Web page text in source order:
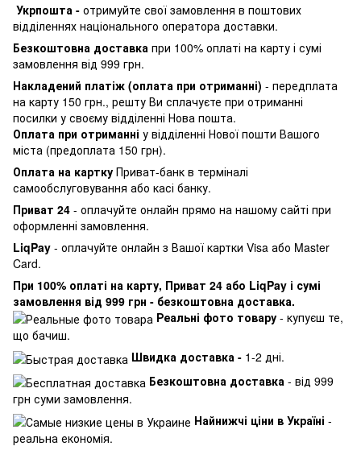
Укрпошта - отримуйте свої замовлення в поштових
відділеннях національного оператора доставки.
Безкоштовна доставка при 100% оплаті на карту і сумі
замовлення від 999 грн.
Накладений платіж (оплата при отриманні) - передплата
на карту 150 грн., решту Ви сплачуєте при отриманні
посилки у своєму відділенні Нова пошта.
Оплата при отриманні у відділенні Нової пошти Вашого
міста (предоплата 150 грн).
Оплата на картку Приват-банк в терміналі
самообслуговування або касі банку.
Приват 24 - оплачуйте онлайн прямо на нашому сайті при
оформленні замовлення.
LiqPay - оплачуйте онлайн з Вашої картки Visa або Master
Card.
При 100% оплаті на карту, Приват 24 або LiqPay і сумі
замовлення від 999 грн - безкоштовна доставка.
Реальні фото товару - купуєш те,
що бачиш.
Швидка доставка - 1-2 дні.
Безкоштовна доставка - від 999
грн суми замовлення.
Найнижчі ціни в Україні -
реальна економія.